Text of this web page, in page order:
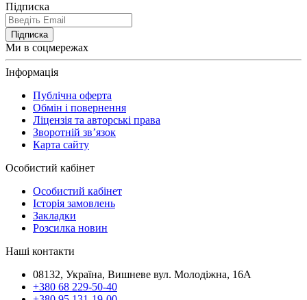
Підписка
Підписка
Ми в соцмережах
Інформація
Публічна оферта
Обмін і повернення
Ліцензія та авторські права
Зворотній зв’язок
Карта сайту
Особистий кабінет
Особистий кабінет
Історія замовлень
Закладки
Розсилка новин
Наші контакти
08132, Україна, Вишневе вул. Молодіжна, 16А
+380 68 229-50-40